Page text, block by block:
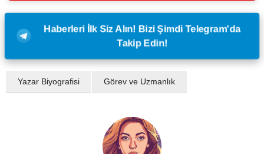
Haberleri İlk Siz Alın! Bizi Şimdi Telegram'da
Takip Edin!
Yazar Biyografisi Görev ve Uzmanlık